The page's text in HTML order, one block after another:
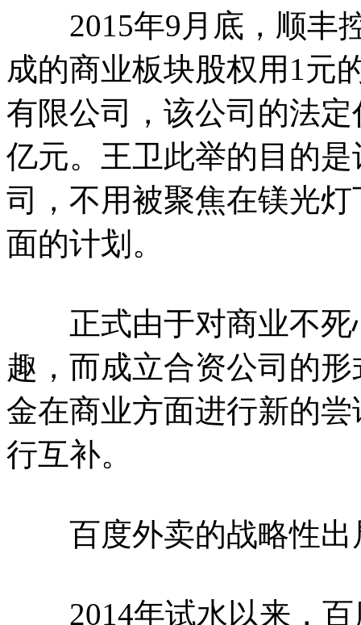
2015年9月底，顺丰
成的商业板块股权用1元
有限公司，该公司的法
亿元。王卫此举的目的
司，不用被聚焦在镁光
面的计划。
正式由于对商业不死
趣，而成立合资公司的
金在商业方面进行新的
行互补。
百度外卖的战略性出
2014年试水以来，百